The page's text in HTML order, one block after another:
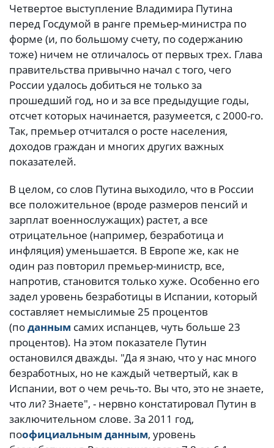
Четвертое выступление Владимира Путина
перед Госдумой в ранге премьер-министра по
форме (и, по большому счету, по содержанию
тоже) ничем не отличалось от первых трех. Глава
правительства привычно начал с того, чего
России удалось добиться не только за
прошедший год, но и за все предыдущие годы,
отсчет которых начинается, разумеется, с 2000-го.
Так, премьер отчитался о росте населения,
доходов граждан и многих других важных
показателей.
В целом, со слов Путина выходило, что в России
все положительное (вроде размеров пенсий и
зарплат военнослужащих) растет, а все
отрицательное (например, безработица и
инфляция) уменьшается. В Европе же, как не
один раз повторил премьер-министр, все,
напротив, становится только хуже. Особенно его
задел уровень безработицы в Испании, который
составляет немыслимые 25 процентов
(поданным самих испанцев, чуть больше 23
процентов). На этом показателе Путин
остановился дважды. "Да я знаю, что у нас много
безработных, но не каждый четвертый, как в
Испании, вот о чем речь-то. Вы что, это не знаете,
что ли? Знаете", - нервно констатировал Путин в
заключительном слове. За 2011 год,
поофициальным данным, уровень